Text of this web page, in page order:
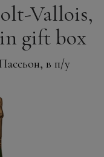
Vallois,
gift box
в п/у